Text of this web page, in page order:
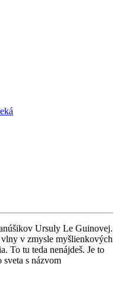
Ursuly Le Guinovej.
v zmysle myšlienkových
To tu teda nenájdeš. Je to
sveta s názvom